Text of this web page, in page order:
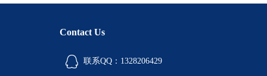
Contact Us
联系QQ：1328206429